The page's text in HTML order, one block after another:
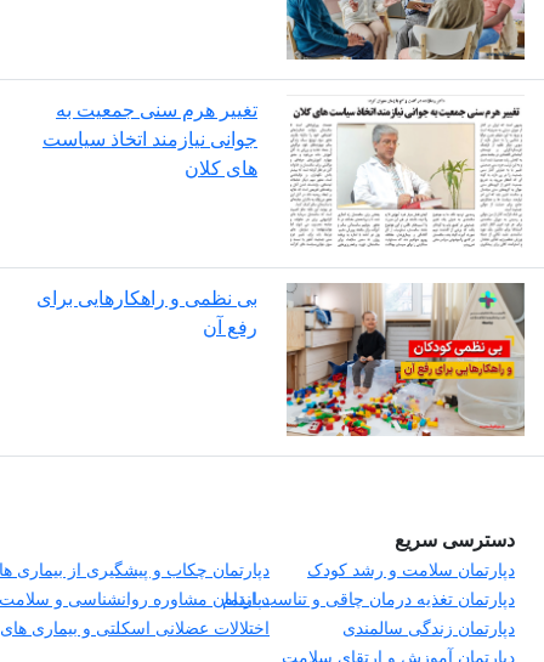
تغییر هرم سنی جمعیت به
جوانی نیازمند اتخاذ سیاست
های کلان
بی نظمی و راهکارهایی برای
رفع آن
دسترسی سریع
دپارتمان سلامت و رشد کودک
دپارتمان چکاب و پیشگیری از بیماری ها
دپارتمان تغذیه درمان چاقی و تناسب اندامدپارتمان مشاوره روانشناسی و
دپارتمان زندگی سالمندی
اختلالات عضلانی اسکلتی و بیماری
دپارتمان آموزش و ارتقای سلامت